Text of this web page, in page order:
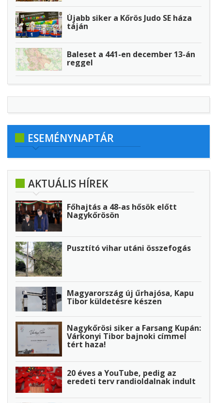
Újabb siker a Kőrös Judo SE háza
táján
Baleset a 441-en december 13-án
reggel
ESEMÉNYNAPTÁR
AKTUÁLIS HÍREK
Főhajtás a 48-as hősök előtt
Nagykőrösön
Pusztító vihar utáni összefogás
Magyarország új űrhajósa, Kapu
Tibor küldetésre készen
Nagykőrösi siker a Farsang Kupán:
Várkonyi Tibor bajnoki címmel
tért haza!
20 éves a YouTube, pedig az
eredeti terv randioldalnak indult